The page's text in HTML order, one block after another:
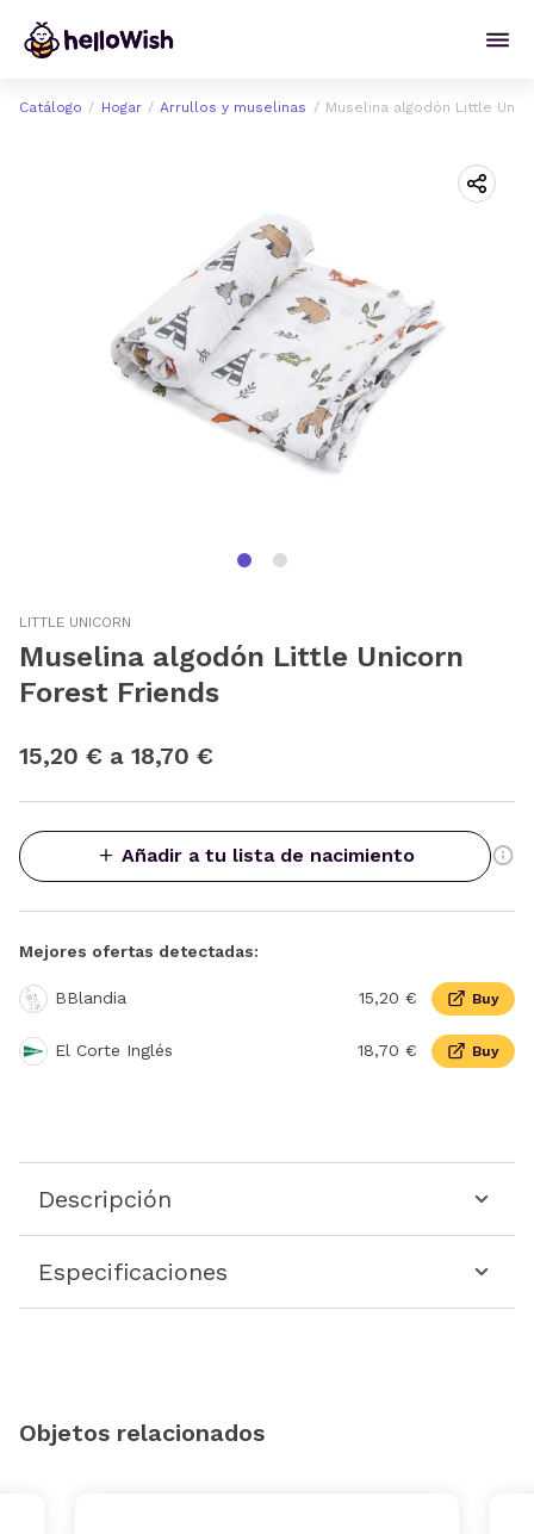
Catálogo Hogar Arrullos y muselinas Muselina algodón Little
LITTLE UNICORN
Muselina algodón Little Unicorn
Forest Friends
15,20 € a 18,70 €
Añadir a tu lista de nacimiento
Mejores ofertas detectadas:
BBlandia 15,20 € Buy
El Corte Inglés 18,70 € Buy
Descripción
Especificaciones
Objetos relacionados